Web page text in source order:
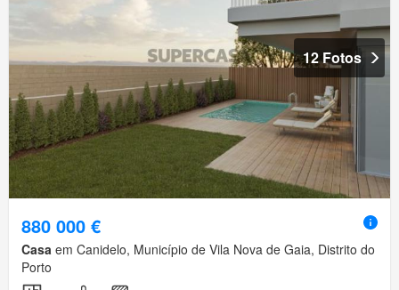
12 Fotos
880 000 €
Casa em Canidelo, Município de Vila Nova de Gaia, Distrito do
Porto